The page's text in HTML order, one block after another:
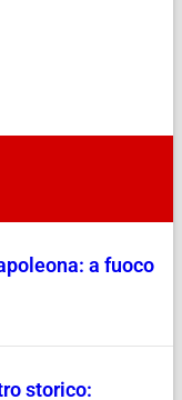
a fuoco
storico: